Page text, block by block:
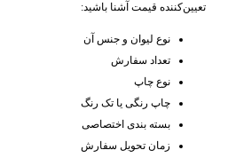
تعیین‌کننده قیمت آشنا باشید:
نوع لیوان و جنس آن
تعداد سفارش
نوع چاپ
چاپ رنگی یا تک ‌رنگ
بسته ‌بندی اختصاصی
زمان تحویل سفارش